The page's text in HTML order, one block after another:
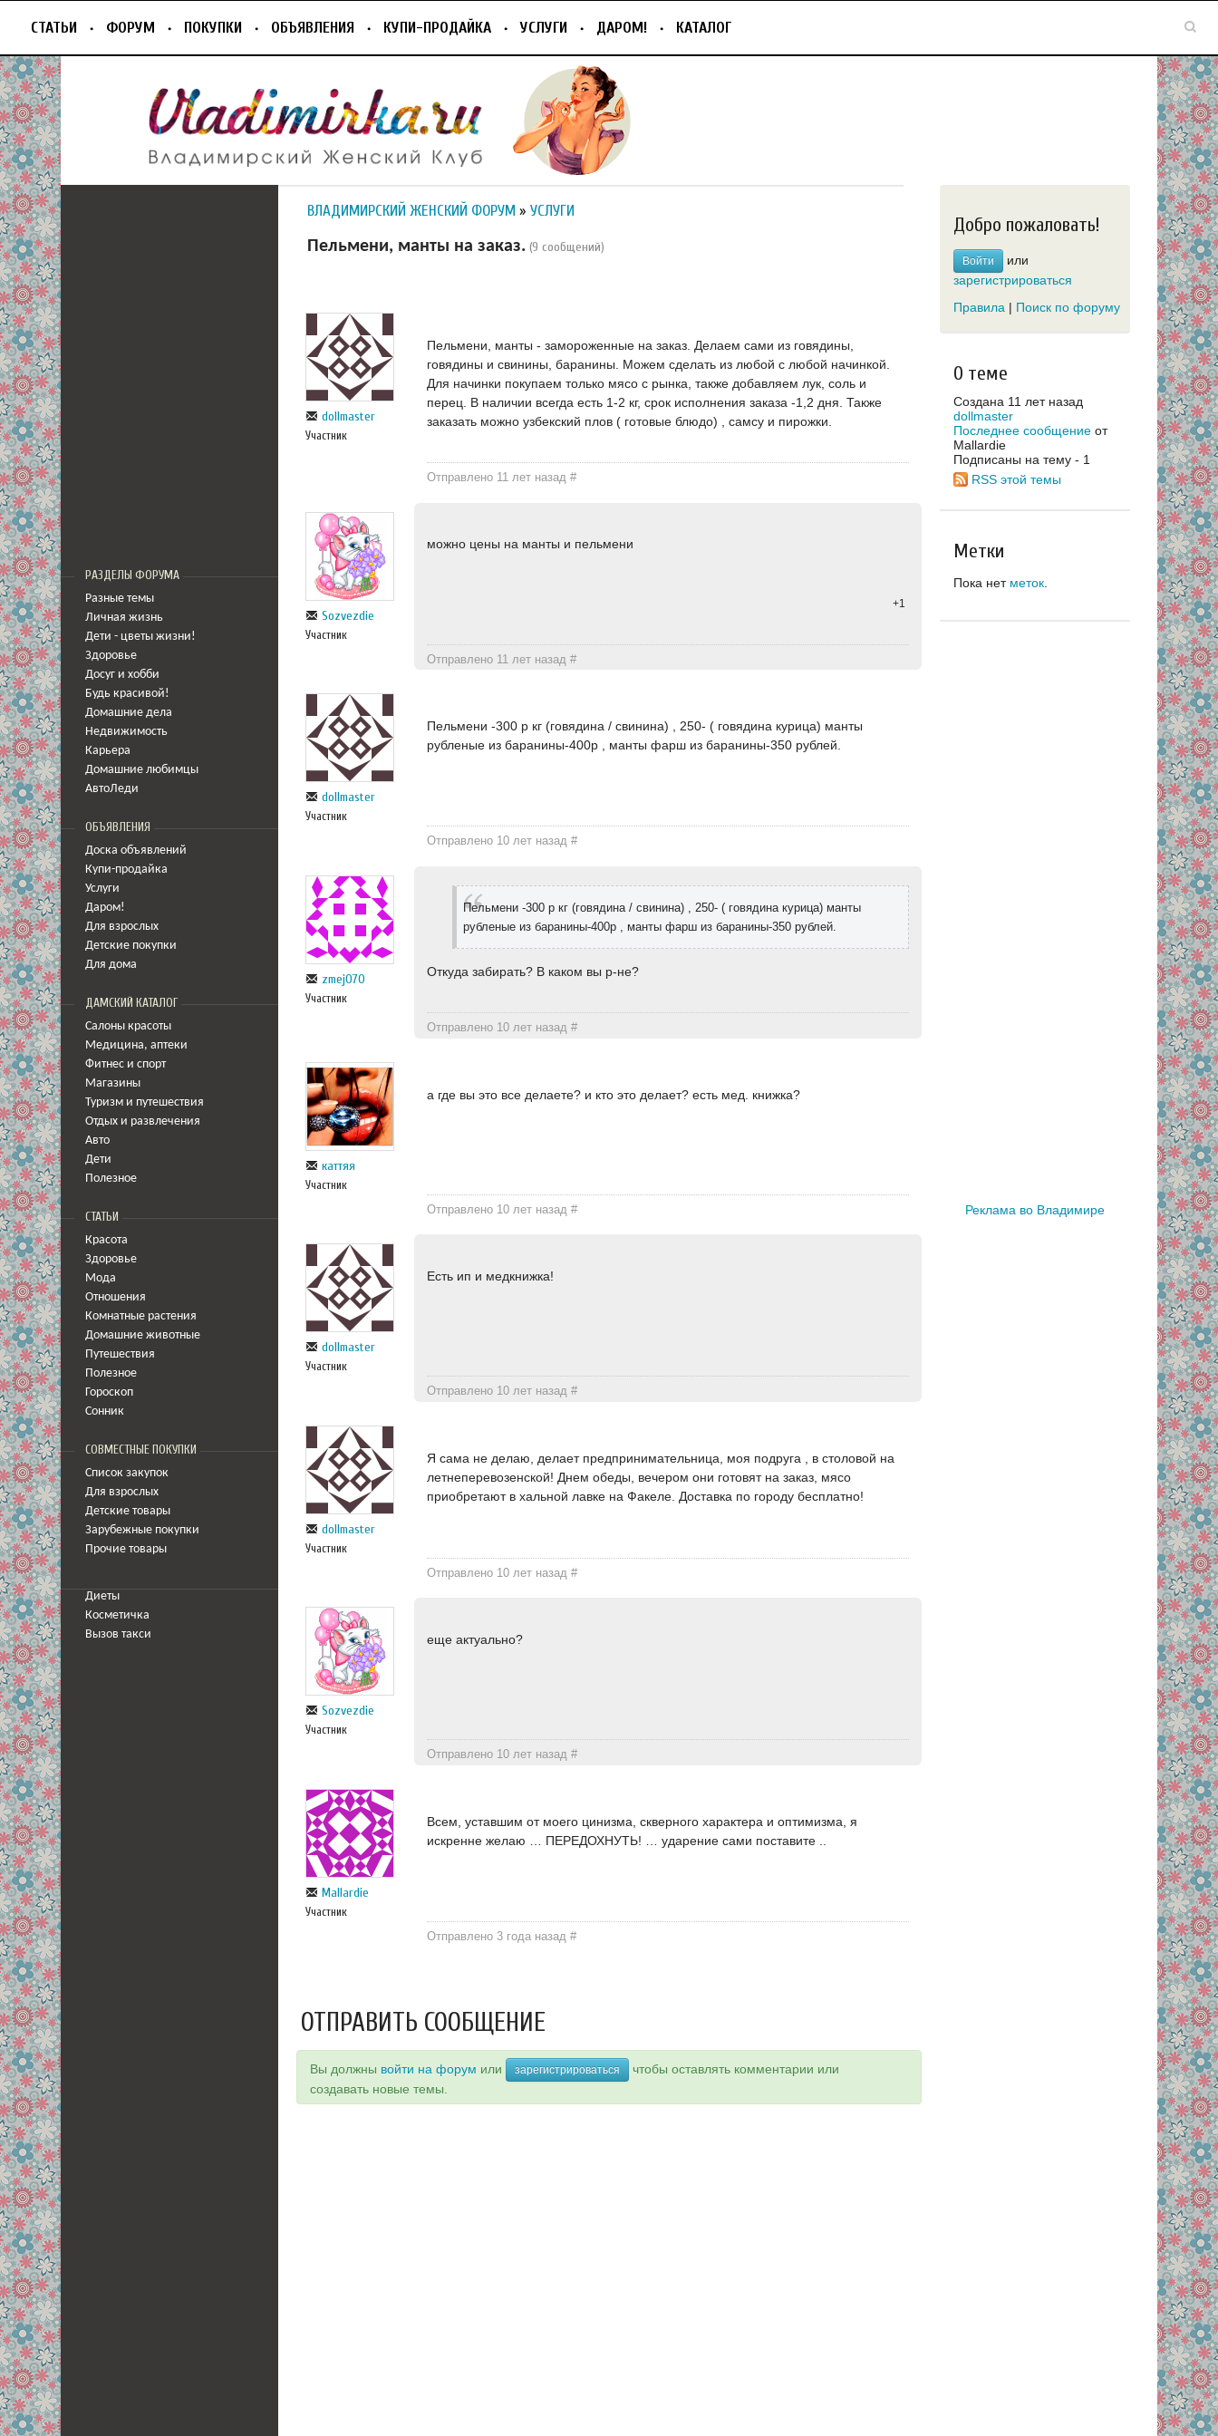
СТАТЬИ ФОРУМ ПОКУПКИ ОБЪЯВЛЕНИЯ КУПИ-ПРОДАЙКА УСЛУГИ ДАРОМ! КАТАЛОГ
РАЗДЕЛЫ ФОРУМА
Разные темы
Личная жизнь
Дети - цветы жизни!
Здоровье
Досуг и хобби
Будь красивой!
Домашние дела
Недвижимость
Карьера
Домашние любимцы
АвтоЛеди
ОБЪЯВЛЕНИЯ
Доска объявлений
Купи-продайка
Услуги
Даром!
Для взрослых
Детские покупки
Для дома
ДАМСКИЙ КАТАЛОГ
Салоны красоты
Медицина, аптеки
Фитнес и спорт
Магазины
Туризм и путешествия
Отдых и развлечения
Авто
Дети
Полезное
СТАТЬИ
Красота
Здоровье
Мода
Отношения
Комнатные растения
Домашние животные
Путешествия
Полезное
Гороскоп
Сонник
СОВМЕСТНЫЕ ПОКУПКИ
Список закупок
Для взрослых
Детские товары
Зарубежные покупки
Прочие товары
Диеты
Косметичка
Вызов такси
ВЛАДИМИРСКИЙ ЖЕНСКИЙ ФОРУМ » УСЛУГИ
Пельмени, манты на заказ. (9 сообщений)
dollmaster
Участник
Пельмени, манты - замороженные на заказ. Делаем сами из говядины,
говядины и свинины, баранины. Можем сделать из любой с любой начинкой.
Для начинки покупаем только мясо с рынка, также добавляем лук, соль и
перец. В наличии всегда есть 1-2 кг, срок исполнения заказа -1,2 дня. Также
заказать можно узбекский плов ( готовые блюдо) , самсу и пирожки.
Отправлено 11 лет назад#
Sozvezdie
Участник
можно цены на манты и пельмени
Отправлено 11 лет назад#
+1
dollmaster
Участник
Пельмени -300 р кг (говядина / свинина) , 250- ( говядина курица) манты
рубленые из баранины-400р , манты фарш из баранины-350 рублей.
Отправлено 10 лет назад#
zmej070
Участник
Пельмени -300 р кг (говядина / свинина) , 250- ( говядина курица) манты
рубленые из баранины-400р , манты фарш из баранины-350 рублей.
Откуда забирать? В каком вы р-не?
Отправлено 10 лет назад#
каттяя
Участник
а где вы это все делаете? и кто это делает? есть мед. книжка?
Отправлено 10 лет назад#
dollmaster
Участник
Есть ип и медкнижка!
Отправлено 10 лет назад#
dollmaster
Участник
Я сама не делаю, делает предпринимательница, моя подруга , в столовой на
летнеперевозенской! Днем обеды, вечером они готовят на заказ, мясо
приобретают в хальной лавке на Факеле. Доставка по городу бесплатно!
Отправлено 10 лет назад#
Sozvezdie
Участник
еще актуально?
Отправлено 10 лет назад#
Mallardie
Участник
Всем, уставшим от моего цинизма, скверного характера и оптимизма, я
искренне желаю … ПЕРЕДОХНУТЬ! … ударение сами поставите ..
Отправлено 3 года назад#
ОТПРАВИТЬ СООБЩЕНИЕ
Вы должны войти на форум или зарегистрироваться
чтобы оставлять комментарии или
создавать новые темы.
Добро пожаловать!
Войти
или
зарегистрироваться
Правила | Поиск по форуму
О теме
Создана 11 лет назад
dollmaster
Последнее сообщение от
Mallardie
Подписаны на тему - 1
RSS этой темы
Метки
Пока нет меток
Реклама во Владимире